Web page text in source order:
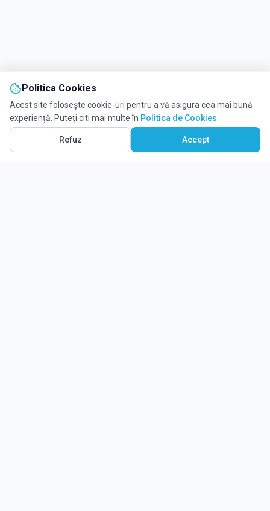
Politica Cookies
Acest site folosește cookie-uri pentru a vă asigura cea mai bună
experiență. Puteți citi mai multe în Politica de Cookies
Refuz Accept